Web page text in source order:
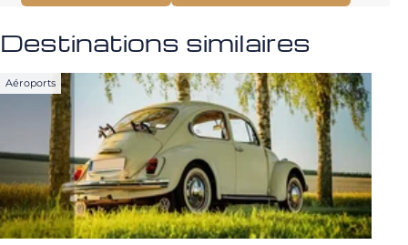
Destinations similaires
Aéroports